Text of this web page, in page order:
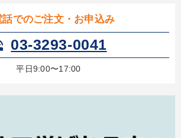
話でのご注文・お申込み
03-3293-0041
平日9:00〜17:00